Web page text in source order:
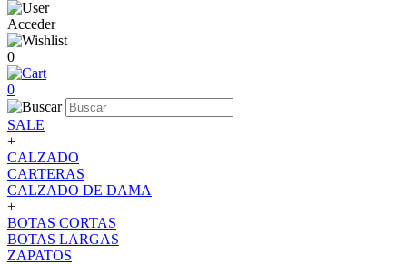
Acceder
0
0
SALE
+
CALZADO
CARTERAS
CALZADO DE DAMA
+
BOTAS CORTAS
BOTAS LARGAS
ZAPATOS